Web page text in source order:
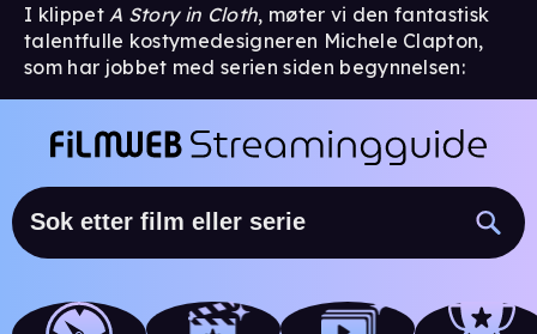
I klippet A Story in Cloth, møter vi den fantastisk
talentfulle kostymedesigneren Michele Clapton,
som har jobbet med serien siden begynnelsen: